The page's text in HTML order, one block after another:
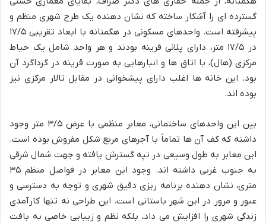
گسترده ای را آشکار ساخته که نشان دهنده یک طرح شهری منظم و
پیشرفته است. واحدهای مسکونی در هگمتانه با ابعاد تقریبی ۱۷/۵
در ۱۷/۵ متر، دارای پلانی قرینه بودند و هر واحد شامل یک حیاط
مرکزی (هال)، با اتاق ها و انبارهایی به صورت قرینه در گرداگرد آن
بود. این خانه ها اغلب دارای پیشخوانی در مقابل تالار مرکزی نیز
بوده اند.
بین این واحدهای ساختمانی، معابر منظمی با عرض ۳/۵ متر وجود
داشته که کف آن ها تماماً با آجرهای مربع شکل مفروش بوده است.
این معابر به طول وسیعی در تپه گسترش یافته و جهت شمال شرقی
به جنوب غربی داشته اند. وجود این معابر در فواصل منظم ۳۵
متری، نشان دهنده برنامه ریزی دقیق شهری و توجه به دسترسی و
عبور و مرور در این شهر باستانی است. این طراحی نه تنها کارآمدی
زندگی شهری را افزایش می داد، بلکه نظم و زیبایی خاصی به بافت